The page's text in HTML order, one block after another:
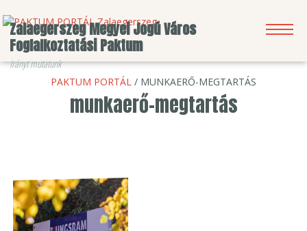
Zalaegerszeg Megyei Jogú Város
Foglalkoztatási Paktum
Irányt mutatunk
KERESÉS
HÍRLEVÉL BEJELENTKEZÉS
PAKTUM PORTÁL / MUNKAERŐ-MEGTARTÁS
munkaerő-megtartás